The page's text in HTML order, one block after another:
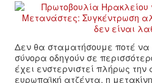
ΙΣΤΟΡΊΑ /
Δεν θα σταματήσουμε ποτέ να
σύνορα οδηγούν σε
έχει ενστερνιστεί πλήρως την
ευρωπαϊκή ατζέντα, η